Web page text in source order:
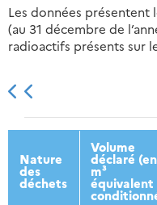
Les données
(au 31 décembre de
radioactifs présents sur
2013
Nature
des
déchets
Volume
déclaré (en
m³
équivalent